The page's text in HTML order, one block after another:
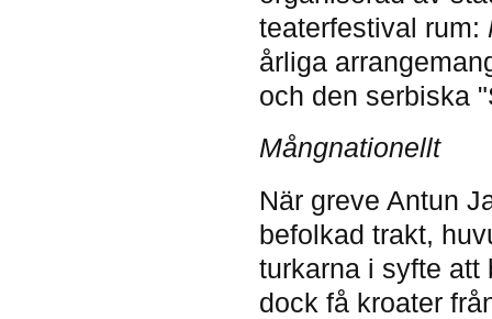
teaterfestival rum:
årliga
och den serbiska
Mångnationellt
När greve Antun
befolkad trakt,
turkarna i syfte att
dock få kroater